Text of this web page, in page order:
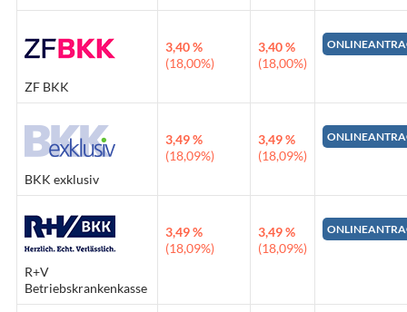
ZF BKK
3,40 %
(18,00%)
3,40 %
(18,00%)
BKK exklusiv
3,49 %
(18,09%)
3,49 %
(18,09%)
R+V
Betriebskrankenkasse
3,49 %
(18,09%)
3,49 %
(18,09%)